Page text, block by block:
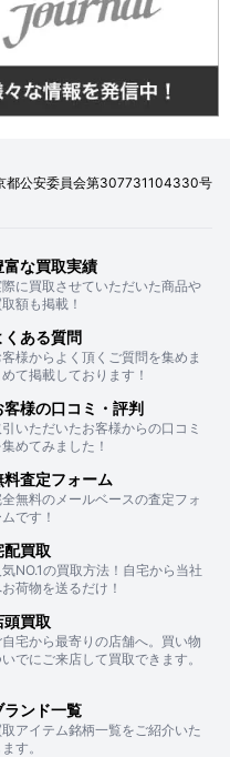
公安委員会第307731104330号
富な買取実績
に買取させていただいた商品や
額も掲載！
くある質問
客様からよく頂くご質問を集めま
めて掲載しております！
客様の口コミ・評判
いただいたお客様からの口コミ
集めてみました！
料査定フォーム
無料のメールベースの査定フォ
です！
配買取
気NO.1の買取方法！自宅から当社
荷物を送るだけ！
頭買取
自宅から最寄りの店舗へ。買い物
でにご来店して買取できます。
ランド一覧
取アイテム銘柄一覧をご紹介いた
す。